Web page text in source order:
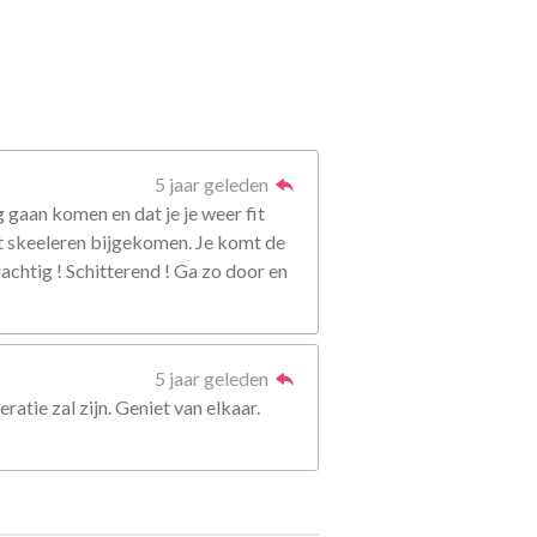
5 jaar geleden
komen en dat je je weer fit
skeeleren bijgekomen. Je komt de
! Schitterend ! Ga zo door en
5 jaar geleden
zal zijn. Geniet van elkaar.